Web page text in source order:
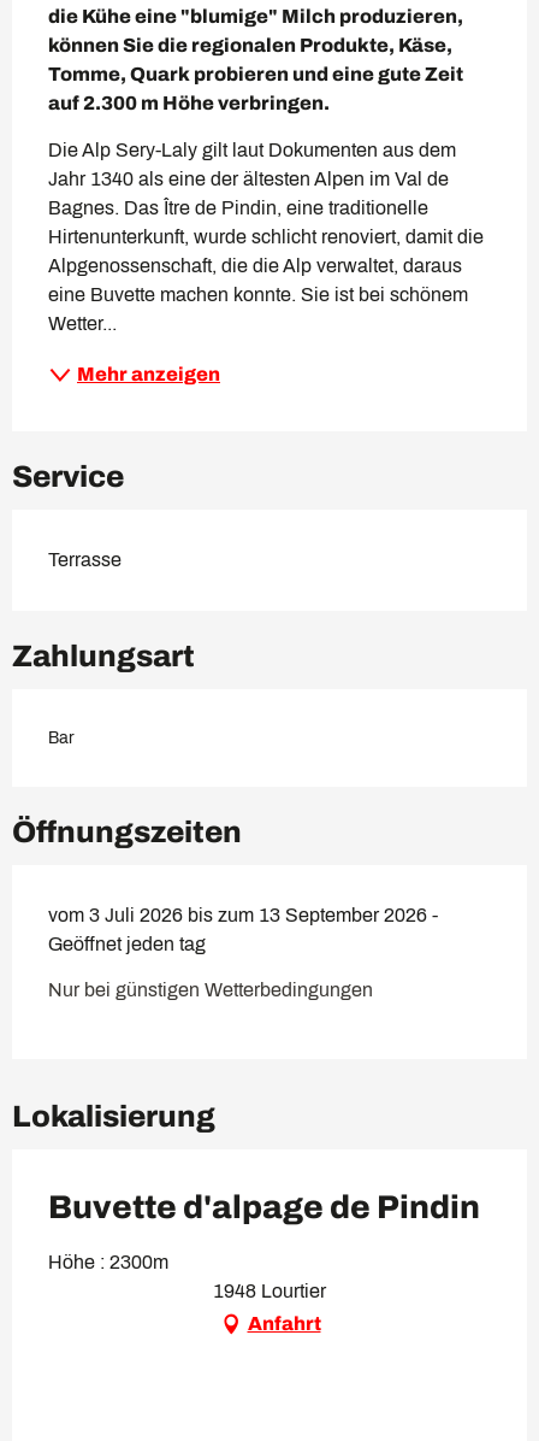
die Kühe eine "blumige" Milch produzieren,
können Sie die regionalen Produkte, Käse,
Tomme, Quark probieren und eine gute Zeit
auf 2.300 m Höhe verbringen.
Die Alp Sery-Laly gilt laut Dokumenten aus dem
Jahr 1340 als eine der ältesten Alpen im Val de
Bagnes. Das Ître de Pindin, eine traditionelle
Hirtenunterkunft, wurde schlicht renoviert, damit die
Alpgenossenschaft, die die Alp verwaltet, daraus
eine Buvette machen konnte. Sie ist bei schönem
Wetter...
Mehr anzeigen
Service
Terrasse
Zahlungsart
Bar
Öffnungszeiten
vom 3 Juli 2026 bis zum 13 September 2026 -
Geöffnet jeden tag
Nur bei günstigen Wetterbedingungen
Lokalisierung
Buvette d'alpage de Pindin
Höhe : 2300m
1948 Lourtier
Anfahrt